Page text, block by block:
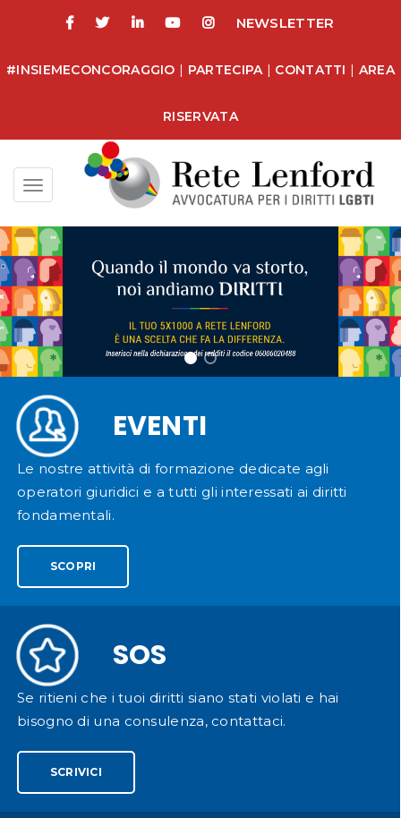
NEWSLETTER
#INSIEMECONCORAGGIO | PARTECIPA | CONTATTI | AREA
RISERVATA
Toggle
navigation
EVENTI
Le nostre attività di formazione dedicate agli
operatori giuridici e a tutti gli interessati ai diritti
fondamentali.
SCOPRI
SOS
Se ritieni che i tuoi diritti siano stati violati e hai
bisogno di una consulenza, contattaci.
SCRIVICI